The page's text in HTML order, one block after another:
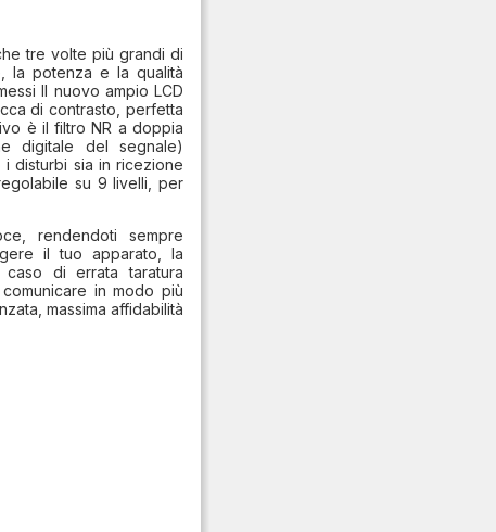
tre volte più grandi di
la potenza e la qualità
Il nuovo ampio LCD
di contrasto, perfetta
è il filtro NR a doppia
digitale del segnale)
i disturbi sia in ricezione
su 9 livelli, per
rendendoti sempre
il tuo apparato, la
di errata taratura
in modo più
massima affidabilità